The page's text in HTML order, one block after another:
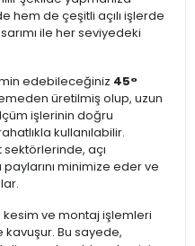
hem de çeşitli açılı işlerde
ile her seviyedeki
edebileceğiniz 45°
üretilmiş olup, uzun
işlerinin doğru
kullanılabilir.
açı
minimize eder ve
kesim ve montaj işlemleri
Bu sayede,